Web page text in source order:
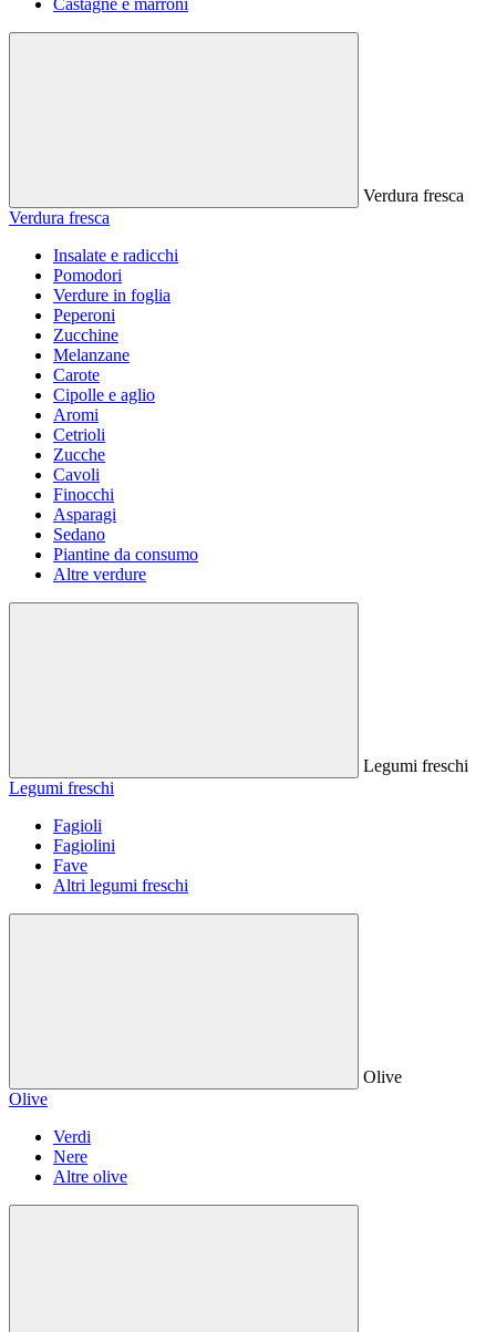
Castagne e marroni
Verdura fresca
Verdura fresca
Insalate e radicchi
Pomodori
Verdure in foglia
Peperoni
Zucchine
Melanzane
Carote
Cipolle e aglio
Aromi
Cetrioli
Zucche
Cavoli
Finocchi
Asparagi
Sedano
Piantine da consumo
Altre verdure
Legumi freschi
Legumi freschi
Fagioli
Fagiolini
Fave
Altri legumi freschi
Olive
Olive
Verdi
Nere
Altre olive